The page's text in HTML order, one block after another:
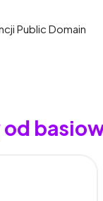
Public Domain
od